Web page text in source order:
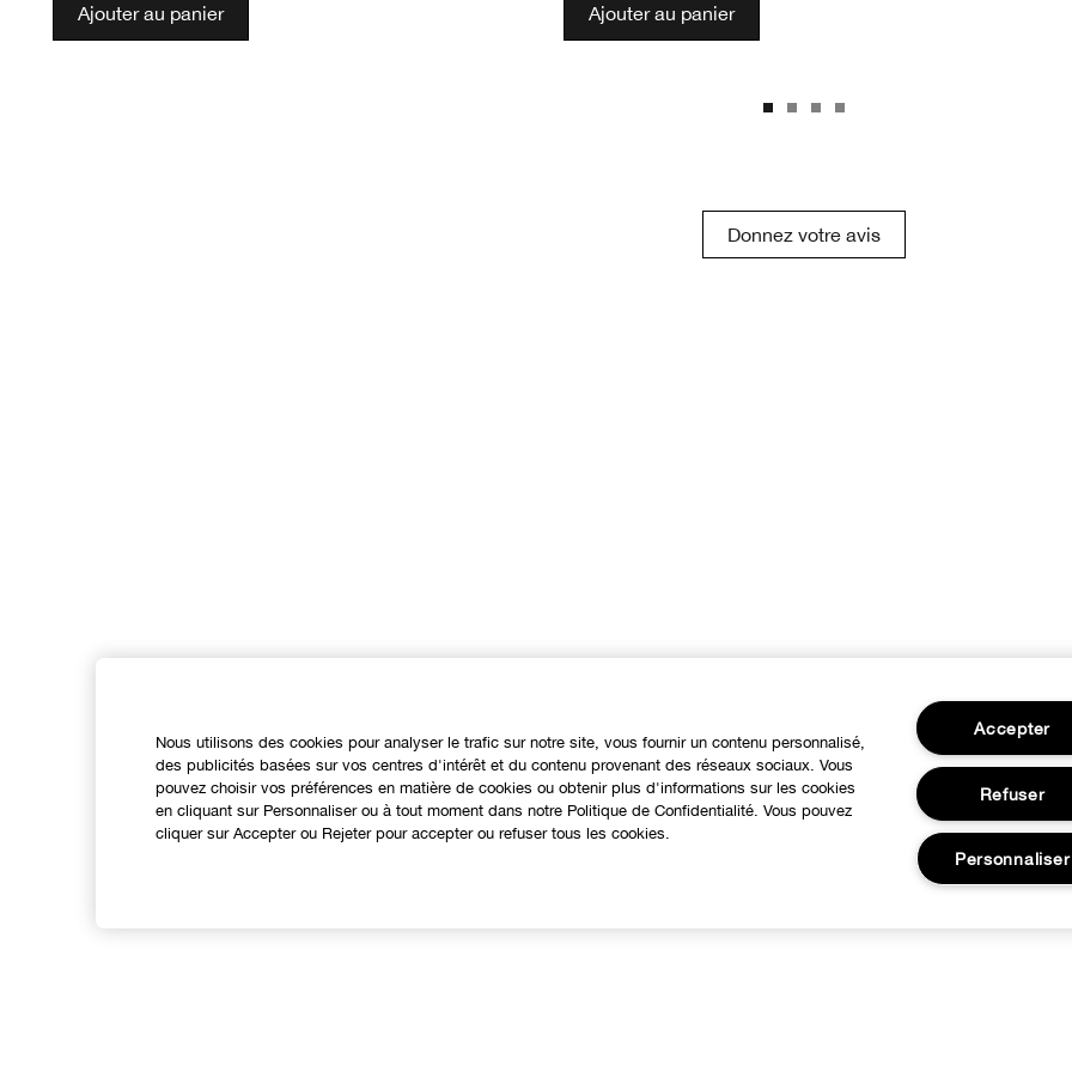
Ajouter au panier Ajouter au panier
Donnez votre avis
Nous utilisons des cookies pour analyser le trafic sur notre site, vous fournir un contenu personnalisé,
des publicités basées sur vos centres d'intérêt et du contenu provenant des réseaux sociaux. Vous
pouvez choisir vos préférences en matière de cookies ou obtenir plus d'informations sur les cookies
en cliquant sur Personnaliser ou à tout moment dans notre Politique de Confidentialité. Vous pouvez
cliquer sur Accepter ou Rejeter pour accepter ou refuser tous les cookies.
Accepter
Refuser
Personnaliser